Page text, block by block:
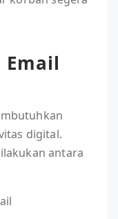
digital.
antara